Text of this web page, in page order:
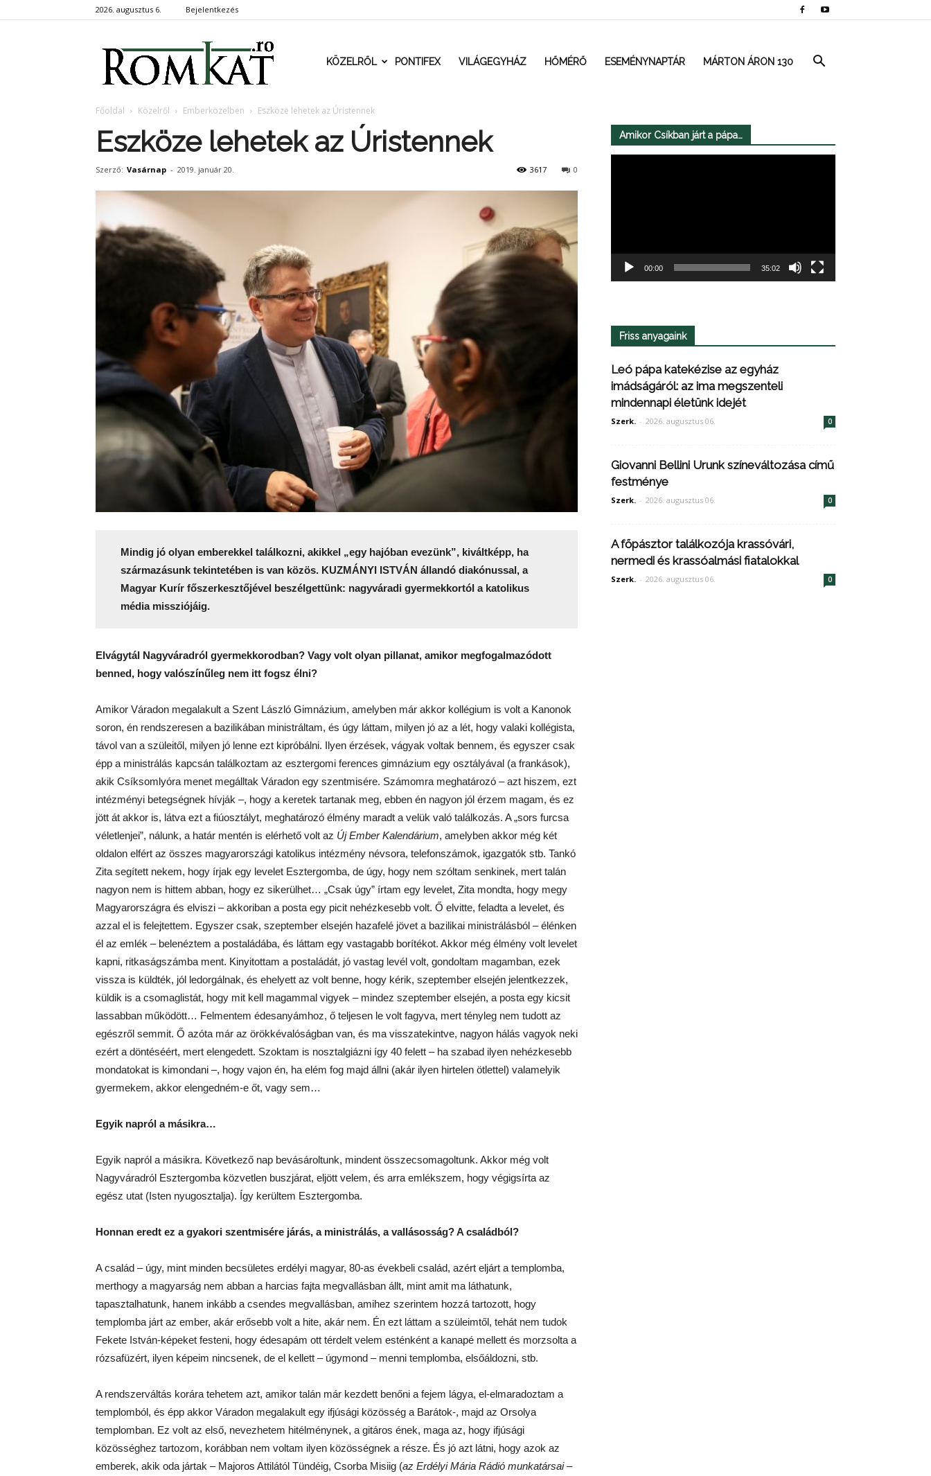
2026. augusztus 6. Bejelentkezés
RomKat.roKÖZELRŐL PONTIFEX VILÁGEGYHÁZ HŐMÉRŐ ESEMÉNYNAPTÁR MÁRTON ÁRON 130
Főoldal Közelről Emberközelben Eszköze lehetek az Úristennek
Eszköze lehetek az Úristennek
Szerző: Vasárnap - 2019. január 20. 0
3617
Mindig jó olyan emberekkel találkozni, akikkel „egy hajóban evezünk”, kiváltképp, ha
származásunk tekintetében is van közös. KUZMÁNYI ISTVÁN állandó diakónussal, a
Magyar Kurír főszerkesztőjével beszélgettünk: nagyváradi gyermekkortól a katolikus
média missziójáig.
Elvágytál Nagyváradról gyermekkorodban? Vagy volt olyan pillanat, amikor megfogalmazódott
benned, hogy valószínűleg nem itt fogsz élni?
Amikor Váradon megalakult a Szent László Gimnázium, amelyben már akkor kollégium is volt a Kanonok
soron, én rendszeresen a bazilikában ministráltam, és úgy láttam, milyen jó az a lét, hogy valaki kollégista,
távol van a szüleitől, milyen jó lenne ezt kipróbálni. Ilyen érzések, vágyak voltak bennem, és egyszer csak
épp a ministrálás kapcsán találkoztam az esztergomi ferences gimnázium egy osztályával (a frankások),
akik Csíksomlyóra menet megálltak Váradon egy szentmisére. Számomra meghatározó – azt hiszem, ezt
intézményi betegségnek hívják –, hogy a keretek tartanak meg, ebben én nagyon jól érzem magam, és ez
jött át akkor is, látva ezt a fiúosztályt, meghatározó élmény maradt a velük való találkozás. A „sors furcsa
véletlenjei”, nálunk, a határ mentén is elérhető volt az Új Ember Kalendárium, amelyben akkor még két
oldalon elfért az összes magyarországi katolikus intézmény névsora, telefonszámok, igazgatók stb. Tankó
Zita segített nekem, hogy írjak egy levelet Esztergomba, de úgy, hogy nem szóltam senkinek, mert talán
nagyon nem is hittem abban, hogy ez sikerülhet… „Csak úgy” írtam egy levelet, Zita mondta, hogy megy
Magyarországra és elviszi – akkoriban a posta egy picit nehézkesebb volt. Ő elvitte, feladta a levelet, és
azzal el is felejtettem. Egyszer csak, szeptember elsején hazafelé jövet a bazilikai ministrálásból – élénken
él az emlék – belenéztem a postaládába, és láttam egy vastagabb borítékot. Akkor még élmény volt levelet
kapni, ritkaságszámba ment. Kinyitottam a postaládát, jó vastag levél volt, gondoltam magamban, ezek
vissza is küldték, jól ledorgálnak, és ehelyett az volt benne, hogy kérik, szeptember elsején jelentkezzek,
küldik is a csomaglistát, hogy mit kell magammal vigyek – mindez szeptember elsején, a posta egy kicsit
lassabban működött… Felmentem édesanyámhoz, ő teljesen le volt fagyva, mert tényleg nem tudott az
egészről semmit. Ő azóta már az örökkévalóságban van, és ma visszatekintve, nagyon hálás vagyok neki
ezért a döntéséért, mert elengedett. Szoktam is nosztalgiázni így 40 felett – ha szabad ilyen nehézkesebb
mondatokat is kimondani –, hogy vajon én, ha elém fog majd állni (akár ilyen hirtelen ötlettel) valamelyik
gyermekem, akkor elengedném-e őt, vagy sem…
Egyik napról a másikra…
Egyik napról a másikra. Következő nap bevásároltunk, mindent összecsomagoltunk. Akkor még volt
Nagyváradról Esztergomba közvetlen buszjárat, eljött velem, és arra emlékszem, hogy végigsírta az
egész utat (Isten nyugosztalja). Így kerültem Esztergomba.
Honnan eredt ez a gyakori szentmisére járás, a ministrálás, a vallásosság? A családból?
A család – úgy, mint minden becsületes erdélyi magyar, 80-as évekbeli család, azért eljárt a templomba,
merthogy a magyarság nem abban a harcias fajta megvallásban állt, mint amit ma láthatunk,
tapasztalhatunk, hanem inkább a csendes megvallásban, amihez szerintem hozzá tartozott, hogy
templomba járt az ember, akár erősebb volt a hite, akár nem. Én ezt láttam a szüleimtől, tehát nem tudok
Fekete István-képeket festeni, hogy édesapám ott térdelt velem esténként a kanapé mellett és morzsolta a
rózsafüzért, ilyen képeim nincsenek, de el kellett – úgymond – menni templomba, elsőáldozni, stb.
A rendszerváltás korára tehetem azt, amikor talán már kezdett benőni a fejem lágya, el-elmaradoztam a
templomból, és épp akkor Váradon megalakult egy ifjúsági közösség a Barátok-, majd az Orsolya
templomban. Ez volt az első, nevezhetem hitélménynek, a gitáros ének, maga az, hogy ifjúsági
közösséghez tartozom, korábban nem voltam ilyen közösségnek a része. És jó azt látni, hogy azok az
emberek, akik oda jártak – Majoros Attilától Tündéig, Csorba Misiig (az Erdélyi Mária Rádió munkatársai –
Amikor Csíkban járt a pápa…
00:00 35:02
Friss anyagaink
Leó pápa katekézise az egyház
imádságáról: az ima megszenteli
mindennapi életünk idejét
Szerk. - 2026. augusztus 06. 0
Giovanni Bellini Urunk színeváltozása című
festménye
Szerk. - 2026. augusztus 06. 0
A főpásztor találkozója krassóvári,
nermedi és krassóalmási fiatalokkal
Szerk. - 2026. augusztus 06. 0